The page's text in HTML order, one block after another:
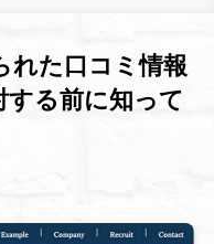
れた口コミ情報
する前に知って